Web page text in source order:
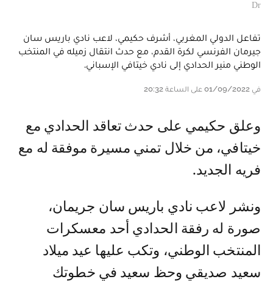
Dr
تفاعل الدولي المغربي، أشرف حكيمي، لاعب نادي باريس سان
جيرمان الفرنسي لكرة القدم، مع حدث انتقال زميله في المنتخب
الوطني منير الحدادي إلى نادي خيتافي الإسباني.
في 01/09/2022 على الساعة 20:32
وعلق حكيمي على حدث تعاقد الحدادي مع
خيتافي، من خلال تمني مسيرة موفقة له مع
فريه الجديد.
ونشر لاعب نادي باريس سان جريمان،
صورة له رفقة الحدادي أحد معسكرات
المنتخب الوطني، وتكب عليها عيد ميلاد
سعيد صديقي وحظ سعيد في خطوتك